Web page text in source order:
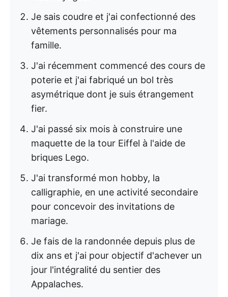
Je sais coudre et j'ai confectionné des
vêtements personnalisés pour ma
famille.
J'ai récemment commencé des cours de
poterie et j'ai fabriqué un bol très
asymétrique dont je suis étrangement
fier.
J'ai passé six mois à construire une
maquette de la tour Eiffel à l'aide de
briques Lego.
J'ai transformé mon hobby, la
calligraphie, en une activité secondaire
pour concevoir des invitations de
mariage.
Je fais de la randonnée depuis plus de
dix ans et j'ai pour objectif d'achever un
jour l'intégralité du sentier des
Appalaches.